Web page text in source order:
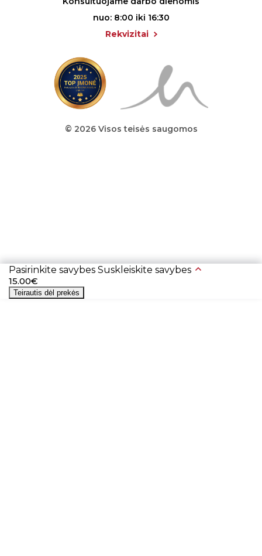
nuo: 8:00 iki 16:30
Rekvizitai
© 2026 Visos teisės saugomos
Pasirinkite savybes Suskleiskite savybes
15.00€
Teirautis dėl prekės